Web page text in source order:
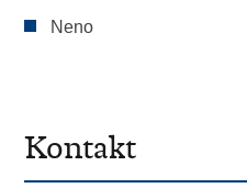
Neno
Kontakt